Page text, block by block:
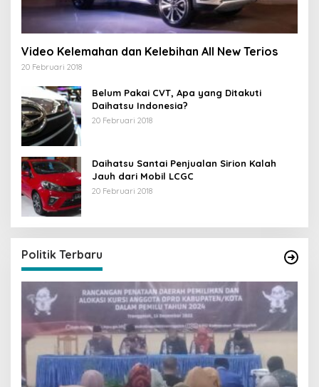
Video Kelemahan dan Kelebihan All New Terios
20 Februari 2018
Belum Pakai CVT, Apa yang Ditakuti
Daihatsu Indonesia?
20 Februari 2018
Daihatsu Santai Penjualan Sirion Kalah
Jauh dari Mobil LCGC
20 Februari 2018
Politik Terbaru